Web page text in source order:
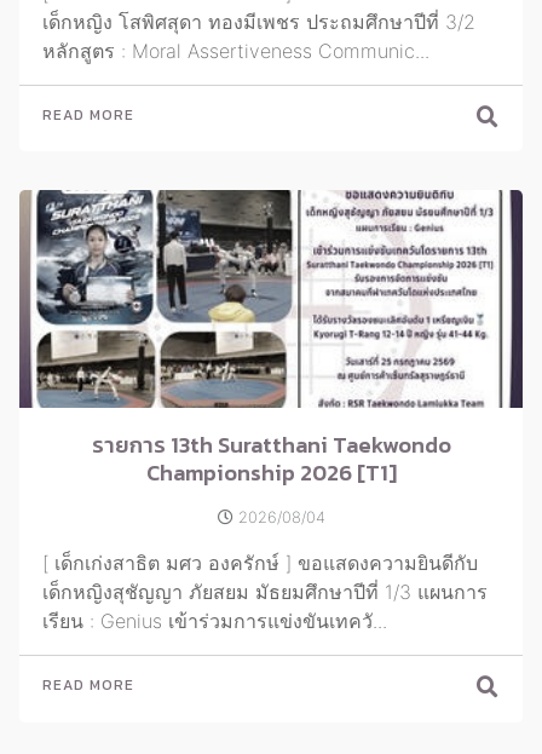
เด็กหญิง โสพิศสุดา ทองมีเพชร ประถมศึกษาปีที่ 3/2
หลักสูตร : Moral Assertiveness Communic...
READ MORE
รายการ 13th Suratthani Taekwondo
Championship 2026 [T1]
2026/08/04
[ เด็กเก่งสาธิต มศว องครักษ์ ] ขอแสดงความยินดีกับ
เด็กหญิงสุชัญญา ภัยสยม มัธยมศึกษาปีที่ 1/3 แผนการ
เรียน : Genius เข้าร่วมการแข่งขันเทควั...
READ MORE